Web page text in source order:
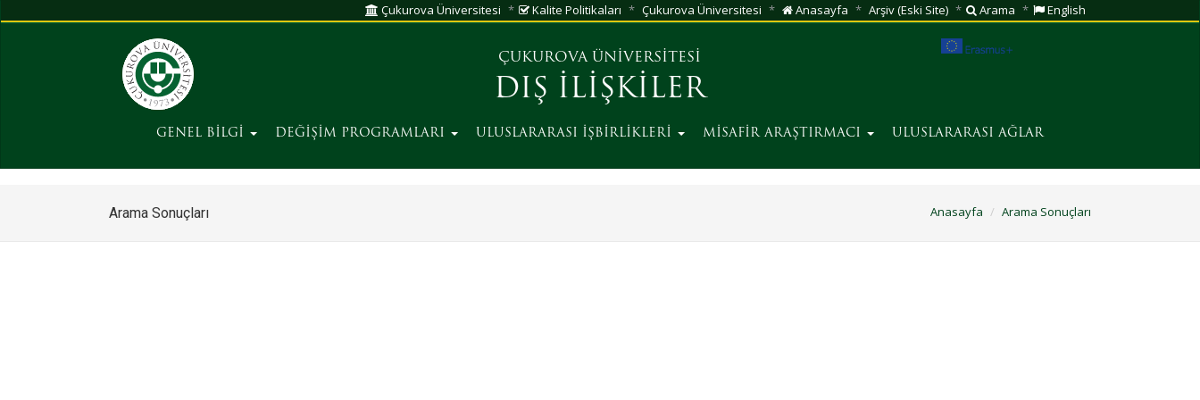
Çukurova Üniversitesi Kalite Politikaları Çukurova Üniversitesi Anasayfa Arşiv (Eski Site) Arama English
ÇUKUROVA ÜNİVERSİTESİ
DIŞ İLİŞKİLER
GENEL BİLGİ DEĞİŞİM PROGRAMLARI ULUSLARARASI İŞBİRLİKLERİ MİSAFİR ARAŞTIRMACI ULUSLARARASI AĞLAR
Arama Sonuçları Anasayfa Arama Sonuçları